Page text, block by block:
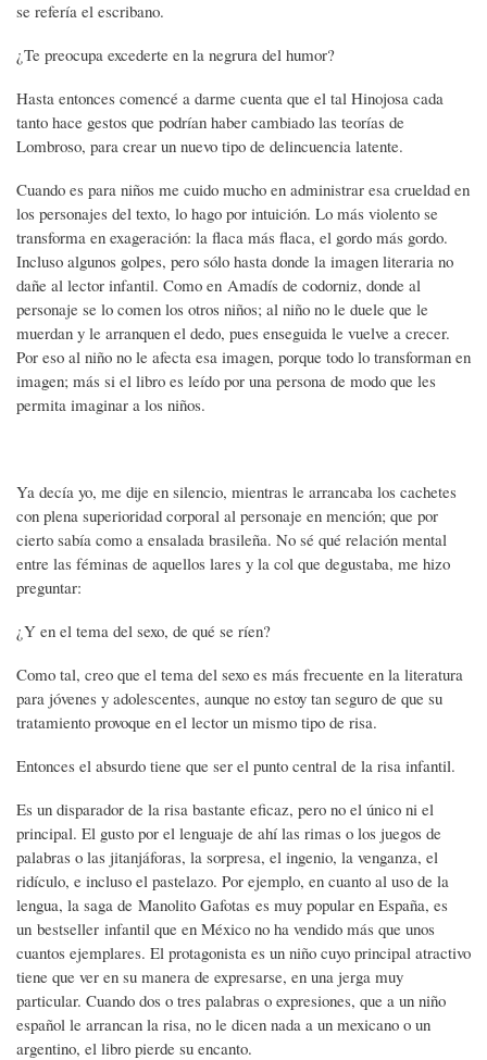
se refería el escribano.
¿Te preocupa excederte en la negrura del humor?
Hasta entonces comencé a darme cuenta que el tal Hinojosa cada
tanto hace gestos que podrían haber cambiado las teorías de
Lombroso, para crear un nuevo tipo de delincuencia latente.
Cuando es para niños me cuido mucho en administrar esa crueldad en
los personajes del texto, lo hago por intuición. Lo más violento se
transforma en exageración: la flaca más flaca, el gordo más gordo.
Incluso algunos golpes, pero sólo hasta donde la imagen literaria no
dañe al lector infantil. Como en Amadís de codorniz, donde al
personaje se lo comen los otros niños; al niño no le duele que le
muerdan y le arranquen el dedo, pues enseguida le vuelve a crecer.
Por eso al niño no le afecta esa imagen, porque todo lo transforman en
imagen; más si el libro es leído por una persona de modo que les
permita imaginar a los niños.
Ya decía yo, me dije en silencio, mientras le arrancaba los cachetes
con plena superioridad corporal al personaje en mención; que por
cierto sabía como a ensalada brasileña. No sé qué relación mental
entre las féminas de aquellos lares y la col que degustaba, me hizo
preguntar:
¿Y en el tema del sexo, de qué se ríen?
Como tal, creo que el tema del sexo es más frecuente en la literatura
para jóvenes y adolescentes, aunque no estoy tan seguro de que su
tratamiento provoque en el lector un mismo tipo de risa.
Entonces el absurdo tiene que ser el punto central de la risa infantil.
Es un disparador de la risa bastante eficaz, pero no el único ni el
principal. El gusto por el lenguaje de ahí las rimas o los juegos de
palabras o las jitanjáforas, la sorpresa, el ingenio, la venganza, el
ridículo, e incluso el pastelazo. Por ejemplo, en cuanto al uso de la
lengua, la saga de Manolito Gafotas es muy popular en España, es
un bestseller infantil que en México no ha vendido más que unos
cuantos ejemplares. El protagonista es un niño cuyo principal atractivo
tiene que ver en su manera de expresarse, en una jerga muy
particular. Cuando dos o tres palabras o expresiones, que a un niño
español le arrancan la risa, no le dicen nada a un mexicano o un
argentino, el libro pierde su encanto.